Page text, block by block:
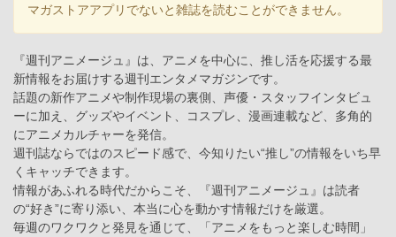
マガストアアプリでないと雑誌を読むことができません。
『週刊アニメージュ』は、アニメを中心に、推し活を応援する最
新情報をお届けする週刊エンタメマガジンです。
話題の新作アニメや制作現場の裏側、声優・スタッフインタビュ
ーに加え、グッズやイベント、コスプレ、漫画連載など、多角的
にアニメカルチャーを発信。
週刊誌ならではのスピード感で、今知りたい“推し”の情報をいち早
くキャッチできます。
情報があふれる時代だからこそ、『週刊アニメージュ』は読者
の“好き”に寄り添い、本当に心を動かす情報だけを厳選。
毎週のワクワクと発見を通じて、「アニメをもっと楽しむ時間」